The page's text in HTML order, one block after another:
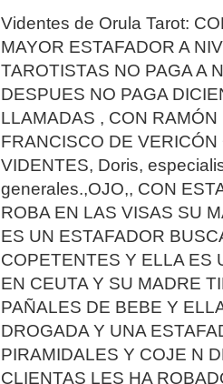
Videntes de Orula Tarot:
MAYOR ESTAFADOR A
TAROTISTAS NO PAGA A
DESPUES NO PAGA
LLAMADAS , CON
FRANCISCO DE
VIDENTES, Doris,
generales.,OJO,, CON
ROBA EN LAS VISAS SU
ES UN ESTAFADOR
COPETENTES Y ELLA ES
EN CEUTA Y SU MADRE
PAÑALES DE BEBE Y
DROGADA Y UNA
PIRAMIDALES Y COJE N
CLIENTAS LES HA